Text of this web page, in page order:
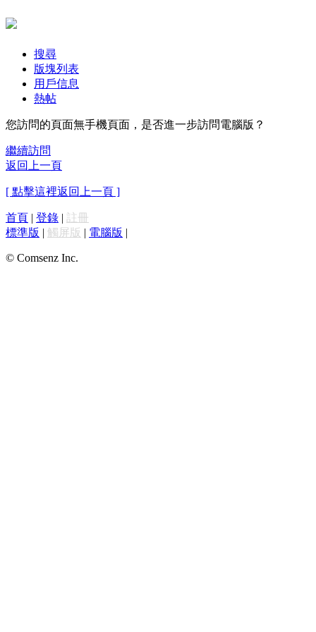
搜尋
版塊列表
用戶信息
熱帖
您訪問的頁面無手機頁面，是否進一步訪問電腦版？
繼續訪問
返回上一頁
[ 點擊這裡返回上一頁 ]
首頁 | 登錄 | 註冊
標準版 | 觸屏版 | 電腦版 |
© Comsenz Inc.